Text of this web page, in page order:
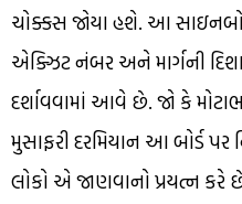
ચોક્કસ જોયા હશે. આ
એક્ઝિટ નંબર અને માર્ગની
દર્શાવવામાં આવે છે. જો કે
મુસાફરી દરમિયાન આ બોર્ડ
લોકો એ જાણવાનો પ્રયત્ન કરે